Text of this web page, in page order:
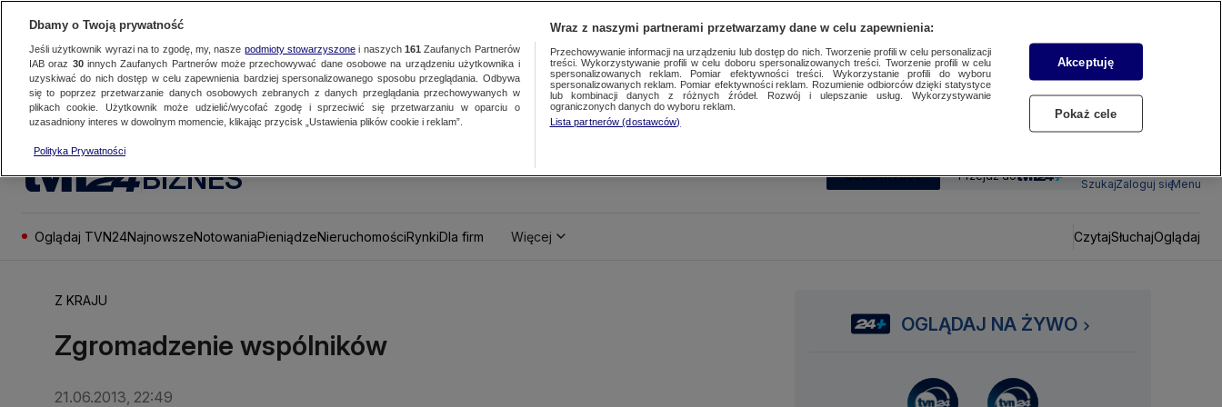
BIZNES SUBSKRYBUJ Przejdź do
SzukajZaloguj sięMenu
Oglądaj TVN24NajnowszeNotowaniaPieniądzeNieruchomościRynkiDla firm Więcej CzytajSłuchajOglądaj
Z KRAJU
Zgromadzenie wspólników
21.06.2013, 22:49
OGLĄDAJ NA ŻYWO
Dbamy o Twoją prywatność
Jeśli użytkownik wyrazi na to zgodę, my, nasze podmioty stowarzyszonei naszych 161 Zaufanych Partnerów
IAB oraz 30innych Zaufanych Partnerów może przechowywać dane osobowe na urządzeniu użytkownika i
uzyskiwać do nich dostęp w celu zapewnienia bardziej spersonalizowanego sposobu przeglądania. Odbywa
się to poprzez przetwarzanie danych osobowych zebranych z danych przeglądania przechowywanych w
plikach cookie. Użytkownik może udzielić/wycofać zgodę i sprzeciwić się przetwarzaniu w oparciu o
uzasadniony interes w dowolnym momencie, klikając przycisk „Ustawienia plików cookie i reklam”.
Polityka Prywatności
Wraz z naszymi partnerami przetwarzamy dane w celu zapewnienia:
Przechowywanie informacji na urządzeniu lub dostęp do nich. Tworzenie profili w celu personalizacji
treści. Wykorzystywanie profili w celu doboru spersonalizowanych treści. Tworzenie profili w celu
spersonalizowanych reklam. Pomiar efektywności treści. Wykorzystanie profili do wyboru
spersonalizowanych reklam. Pomiar efektywności reklam. Rozumienie odbiorców dzięki statystyce
lub kombinacji danych z różnych źródeł. Rozwój i ulepszanie usług. Wykorzystywanie
ograniczonych danych do wyboru reklam.
Lista partnerów (dostawców)
Akceptuję
Pokaż cele